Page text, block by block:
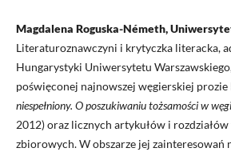
Magdalena Roguska-Németh,
Literaturoznawczyni i krytyczka literacka,
Hungarystyki Uniwersytetu
poświęconej najnowszej węgierskiej prozie
niespełniony. O poszukiwaniu tożsamości w
2012) oraz licznych artykułów i
zbiorowych. W obszarze jej zainteresowań